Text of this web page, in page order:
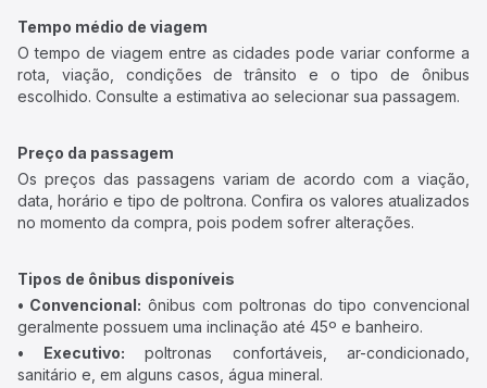
Tempo médio de viagem
O tempo de viagem entre as cidades pode variar conforme a
rota, viação, condições de trânsito e o tipo de ônibus
escolhido. Consulte a estimativa ao selecionar sua passagem.
Preço da passagem
Os preços das passagens variam de acordo com a viação,
data, horário e tipo de poltrona. Confira os valores atualizados
no momento da compra, pois podem sofrer alterações.
Tipos de ônibus disponíveis
• Convencional: ônibus com poltronas do tipo convencional
geralmente possuem uma inclinação até 45º e banheiro.
• Executivo: poltronas confortáveis, ar-condicionado,
sanitário e, em alguns casos, água mineral.